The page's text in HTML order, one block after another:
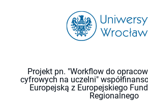
Projekt pn. "Workflow do
cyfrowych na uczelni"
Europejską z Europejskiego
Regionalnego